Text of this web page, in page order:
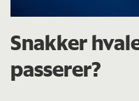
Snakker
passerer?